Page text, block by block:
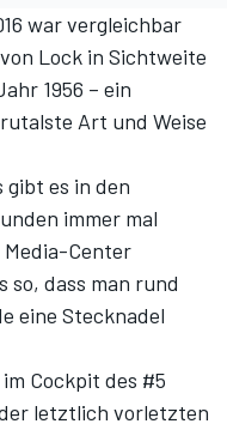
war vergleichbar
Lock in Sichtweite
1956 – ein
Art und Weise
gibt es in den
immer mal
Media-Center
so, dass man rund
eine Stecknadel
Cockpit des #5
letztlich vorletzten